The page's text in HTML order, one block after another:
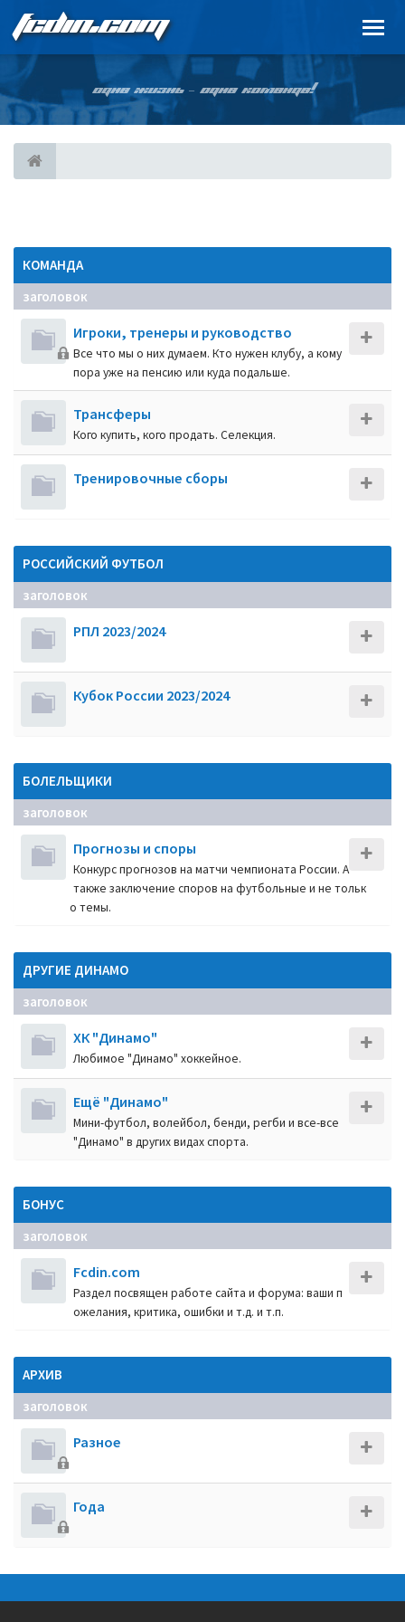
FCDIN.COM
ОДНА ЖИЗНЬ – ОДНА КОМАНДА!
КОМАНДА
заголовок
Игроки, тренеры и руководство
Все что мы о них думаем. Кто нужен клубу, а кому
пора уже на пенсию или куда подальше.
Трансферы
Кого купить, кого продать. Селекция.
Тренировочные сборы
РОССИЙСКИЙ ФУТБОЛ
заголовок
РПЛ 2023/2024
Кубок России 2023/2024
БОЛЕЛЬЩИКИ
заголовок
Прогнозы и споры
Конкурс прогнозов на матчи чемпионата России. А
также заключение споров на футбольные и не тольк
о темы.
ДРУГИЕ ДИНАМО
заголовок
ХК "Динамо"
Любимое "Динамо" хоккейное.
Ещё "Динамо"
Мини-футбол, волейбол, бенди, регби и все-все
"Динамо" в других видах спорта.
БОНУС
заголовок
Fcdin.com
Раздел посвящен работе сайта и форума: ваши п
ожелания, критика, ошибки и т.д. и т.п.
АРХИВ
заголовок
Разное
Года